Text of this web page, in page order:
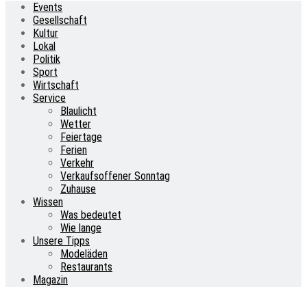
Events
Gesellschaft
Kultur
Lokal
Politik
Sport
Wirtschaft
Service
Blaulicht
Wetter
Feiertage
Ferien
Verkehr
Verkaufsoffener Sonntag
Zuhause
Wissen
Was bedeutet
Wie lange
Unsere Tipps
Modeläden
Restaurants
Magazin